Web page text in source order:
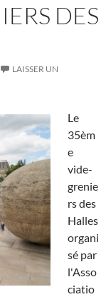
DES
LAISSER UN
Le
35èm
e
vide-
grenie
rs des
Halles
organi
sé par
l'Asso
ciatio